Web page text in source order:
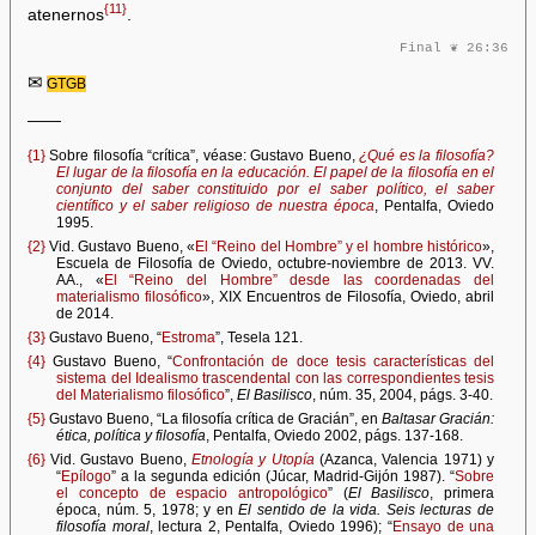
atenernos{11}.
Final ❦ 26:36
✉ GTGB
——
{1}Sobre filosofía “crítica”, véase: Gustavo Bueno,¿Qué es la filosofía?
El lugar de la filosofía en la educación. El papel de la filosofía en el
conjunto del saber constituido por el saber político, el saber
científico y el saber religioso de nuestra época , Pentalfa, Oviedo
1995.
{2}Vid. Gustavo Bueno, «El “Reino del Hombre” y el hombre histórico»,
Escuela de Filosofía de Oviedo, octubre-noviembre de 2013. VV.
AA., «El “Reino del Hombre” desde las coordenadas del
materialismo filosófico», XIX Encuentros de Filosofía, Oviedo, abril
de 2014.
{3}Gustavo Bueno, “Estroma”, Tesela 121.
{4}Gustavo Bueno, “Confrontación de doce tesis características del
sistema del Idealismo trascendental con las correspondientes tesis
del Materialismo filosófico”,El Basilisco, núm. 35, 2004, págs. 3-40.
{5}Gustavo Bueno, “La filosofía crítica de Gracián”, en Baltasar Gracián:
ética, política y filosofía, Pentalfa, Oviedo 2002, págs. 137-168.
{6}Vid. Gustavo Bueno,Etnología y Utopía(Azanca, Valencia 1971) y
“Epílogo” a la segunda edición (Júcar, Madrid-Gijón 1987). “Sobre
el concepto de espacio antropológico” (El Basilisco, primera
época, núm. 5, 1978; y enEl sentido de la vida. Seis lecturas de
filosofía moral, lectura 2, Pentalfa, Oviedo 1996); “Ensayo de una